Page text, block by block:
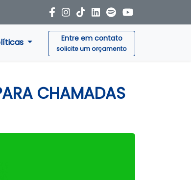
Entre em contato
solicite um orçamento
CHAMADAS